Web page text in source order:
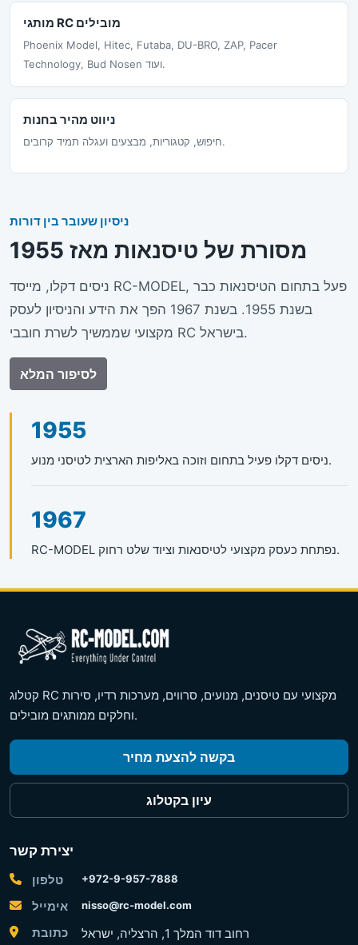
מותגי RC מובילים
Phoenix Model, Hitec, Futaba, DU-BRO, ZAP, Pacer
Technology, Bud Nosen ועוד.
ניווט מהיר בחנות
חיפוש, קטגוריות, מבצעים ועגלה תמיד קרובים.
ניסיון שעובר בין דורות
מסורת של טיסנאות מאז 1955
ניסים דקלו, מייסד RC-MODEL, פעל בתחום הטיסנאות כבר
בשנת 1955. בשנת 1967 הפך את הידע והניסיון לעסק
מקצועי שממשיך לשרת חובבי RC בישראל.
לסיפור המלא
1955
ניסים דקלו פעיל בתחום וזוכה באליפות הארצית לטיסני מנוע.
1967
RC-MODEL נפתחת כעסק מקצועי לטיסנאות וציוד שלט רחוק.
קטלוג RC מקצועי עם טיסנים, מנועים, סרווים, מערכות רדיו, סירות
וחלקים ממותגים מובילים.
בקשה להצעת מחיר
עיון בקטלוג
יצירת קשר
טלפון +972-9-957-7888
אימייל nisso@rc-model.com
כתובת רחוב דוד המלך 1, הרצליה, ישראל